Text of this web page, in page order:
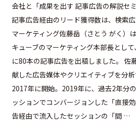
会社と「成果を出す 記事広告の解説セ
記事広告経由のリード獲得数は、検索
マーケティング佐藤岳（さとう がく）
キューブのマーケティング本部長とし
に80本の記事広告を出稿しました。 佐
献した広告媒体やクリエイティブを分
2017年に開始。2019年に、過去2年分
ッションでコンバージョンした「直接
告経由で流入したセッションの「間 …